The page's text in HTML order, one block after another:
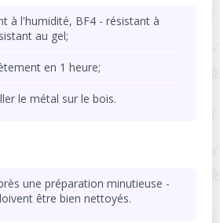
à l'humidité, BF4 - résistant à
au gel;
en 1 heure;
le métal sur le bois.
une préparation minutieuse -
être bien nettoyés.